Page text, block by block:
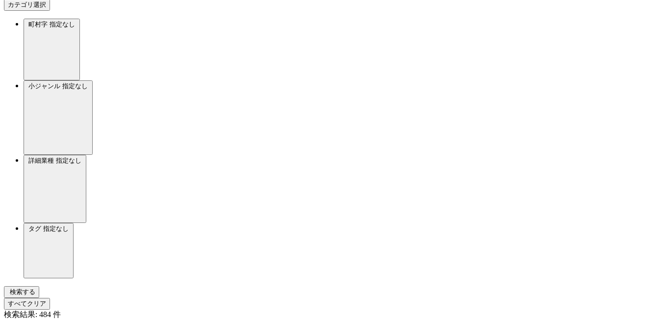
カテゴリ選択
町村字 指定なし
小ジャンル 指定なし
詳細業種 指定なし
タグ 指定なし
検索する
すべてクリア
検索結果: 484 件